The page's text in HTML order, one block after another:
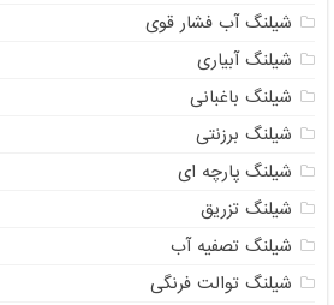
شیلنگ آب فشار قوی
شیلنگ آبیاری
شیلنگ باغبانی
شیلنگ برزنتی
شیلنگ پارچه ای
شیلنگ تزریق
شیلنگ تصفیه آب
شیلنگ توالت فرنگی